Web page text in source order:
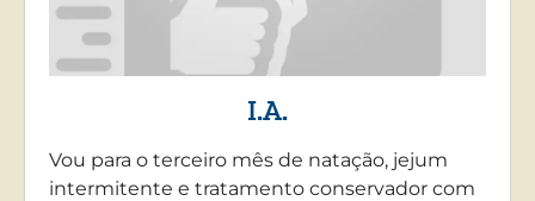
I.A.
Vou para o terceiro mês de natação, jejum
intermitente e tratamento conservador com